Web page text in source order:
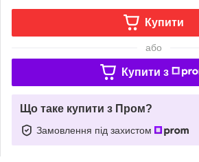
Купити
або
Купити з
Що таке купити з Пром?
Замовлення під захистом